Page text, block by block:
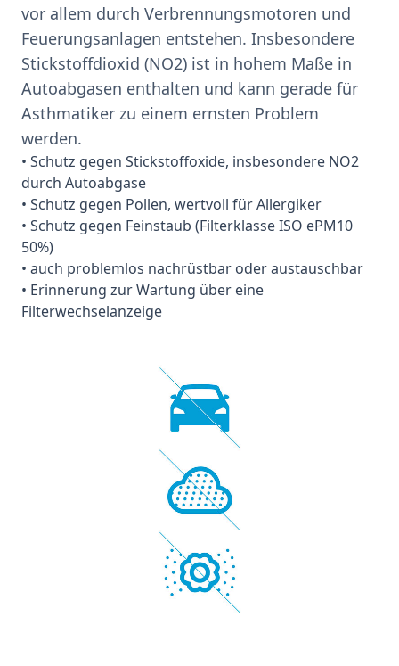
vor allem durch Verbrennungsmotoren und
Feuerungsanlagen entstehen. Insbesondere
Stickstoffdioxid (NO2) ist in hohem Maße in
Autoabgasen enthalten und kann gerade für
Asthmatiker zu einem ernsten Problem
werden.
• Schutz gegen Stickstoffoxide, insbesondere NO2
durch Autoabgase
• Schutz gegen Pollen, wertvoll für Allergiker
• Schutz gegen Feinstaub (Filterklasse ISO ePM10
50%)
• auch problemlos nachrüstbar oder austauschbar
• Erinnerung zur Wartung über eine
Filterwechselanzeige